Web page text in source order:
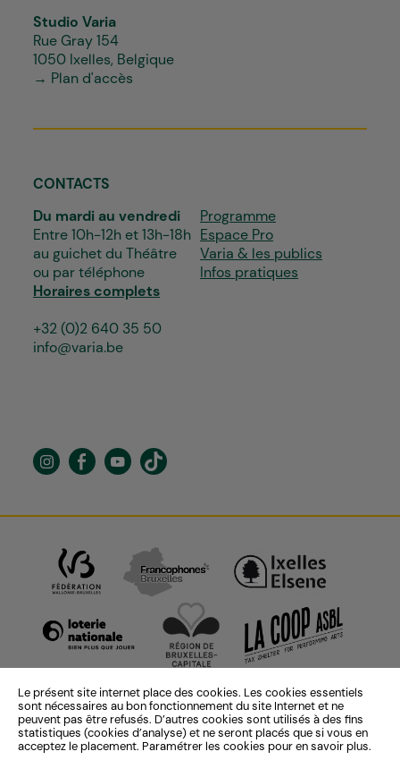
Le présent site internet place des cookies. Les cookies essentiels
sont nécessaires au bon fonctionnement du site Internet et ne
peuvent pas être refusés. D’autres cookies sont utilisés à des fins
statistiques (cookies d’analyse) et ne seront placés que si vous en
acceptez le placement. Paramétrer les cookies pour en savoir plus.
Studio Varia
Rue Gray 154
1050 Ixelles, Belgique
→ Plan d'accès
CONTACTS
Du mardi au vendredi
Entre 10h-12h et 13h-18h
au guichet du Théâtre
ou par téléphone
Horaires complets
+32 (0)2 640 35 50
info@varia.be
Programme
Espace Pro
Varia & les publics
Infos pratiques